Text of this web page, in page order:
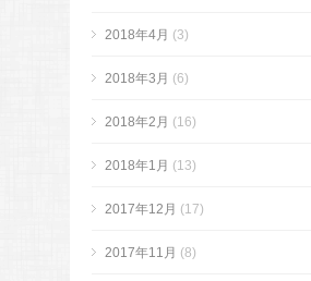
2018年4月 (3)
2018年3月 (6)
2018年2月 (16)
2018年1月 (13)
2017年12月 (17)
2017年11月 (8)